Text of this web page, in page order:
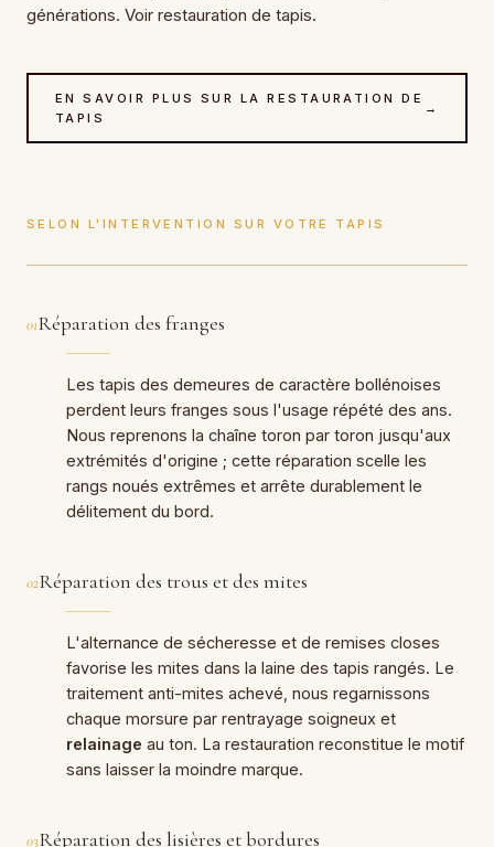
générations. Voir restauration de tapis.
EN SAVOIR PLUS SUR LA RESTAURATION DE
TAPIS
→
SELON L'INTERVENTION SUR VOTRE TAPIS
01Réparation des franges
Les tapis des demeures de caractère bollénoises
perdent leurs franges sous l'usage répété des ans.
Nous reprenons la chaîne toron par toron jusqu'aux
extrémités d'origine ; cette réparation scelle les
rangs noués extrêmes et arrête durablement le
délitement du bord.
02Réparation des trous et des mites
L'alternance de sécheresse et de remises closes
favorise les mites dans la laine des tapis rangés. Le
traitement anti-mites achevé, nous regarnissons
chaque morsure par rentrayage soigneux et
relainage au ton. La restauration reconstitue le motif
sans laisser la moindre marque.
03Réparation des lisières et bordures